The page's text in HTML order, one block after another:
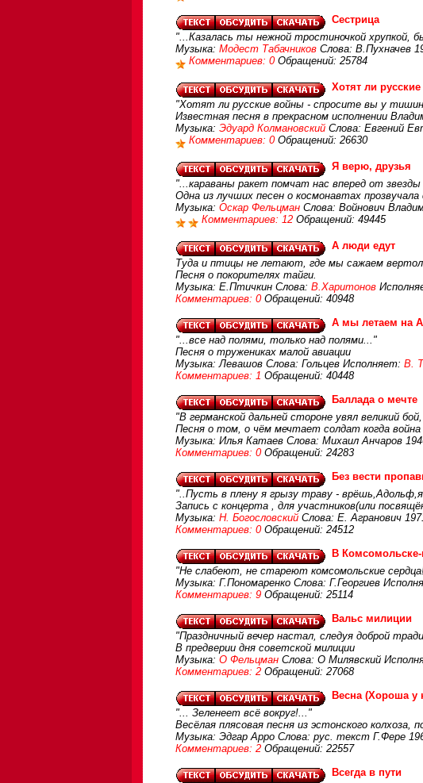
Сестрица
"...Казалась ты нежной тростиночкой хрупкой,
Музыка: Модест Табачников Слова: В.Пухначев
Комментариев: 0 Обращений: 25784
Хотят ли
"Хотят ли русские войны - спросите вы у
Известная песня в прекрасном исполнении
Музыка: Эдуард Колмановский Слова: Евгений
Комментариев: 0 Обращений: 26630
Я верю, друзья
"...караваны ракет помчат нас вперед от
Одна из лучших песен о космонавтах прозвучала
Музыка: Оскар Фельцман Слова: Войнович
Комментариев: 12 Обращений: 49445
А люди едут
Туда и птицы не летают, где мы сажаем
Песня о покорителях тайги.
Музыка: Е.Птичкин Слова: В.Харитонов
Комментариев: 0 Обращений: 40948
А мы летаем на
"...все над полями, только над полями..."
Песня о тружениках малой авиации
Музыка: Левашов Слова: Гольцев Исполняет: В.
Комментариев: 1 Обращений: 40448
Баллада о мечте
"В германской дальней стороне увял великий
Песня о том, о чём мечтает солдат когда
Музыка: Илья Катаев Слова: Михаил Анчаров
Комментариев: 0 Обращений: 24283
Без вести
"..Пусть в плену я грызу траву -
Запись с концерта , для участников(или
Музыка: Н. Богословский Слова: Е. Агранович
Комментариев: 0 Обращений: 24512
В
"Не слабеют, не стареют комсомольские
Музыка: Г.Пономаренко Слова: Г.Георгиев
Комментариев: 9 Обращений: 25114
Вальс милиции
"Праздничный вечер настал, следуя доброй
В предверии дня советской милиции
Музыка: О Фельцман Слова: О Милявский
Комментариев: 2 Обращений: 27068
Весна (Хороша у
"... Зеленеет всё вокруг!..."
Весёлая плясовая песня из эстонского
Музыка: Эдгар Арро Слова: рус. текст Г.Фере
Комментариев: 2 Обращений: 22557
Всегда в пути